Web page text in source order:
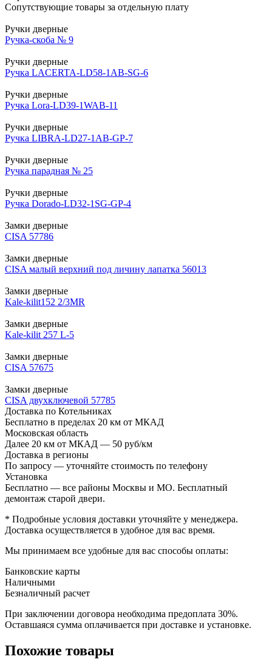
Сопутствующие товары за отдельную плату
Ручки дверные
Ручка-скоба № 9
Ручки дверные
Ручка LACERTA-LD58-1AB-SG-6
Ручки дверные
Ручка Lora-LD39-1WAB-11
Ручки дверные
Ручка LIBRA-LD27-1AB-GP-7
Ручки дверные
Ручка парадная № 25
Ручки дверные
Ручка Dorado-LD32-1SG-GP-4
Замки дверные
CISA 57786
Замки дверные
CISA малый верхний под личину лапатка 56013
Замки дверные
Kale-kilit152 2/3MR
Замки дверные
Kale-kilit 257 L-5
Замки дверные
CISA 57675
Замки дверные
CISA двухключевой 57785
Доставка по Котельниках
Бесплатно в пределах 20 км от МКАД
Московская область
Далее 20 км от МКАД — 50 руб/км
Доставка в регионы
По запросу — уточняйте стоимость по телефону
Установка
Бесплатно — все районы Москвы и МО. Бесплатный
демонтаж старой двери.
* Подробные условия доставки уточняйте у менеджера.
Доставка осуществляется в удобное для вас время.
Мы принимаем все удобные для вас способы оплаты:
Банковские карты
Наличными
Безналичный расчет
При заключении договора необходима предоплата 30%.
Оставшаяся сумма оплачивается при доставке и установке.
Похожие товары